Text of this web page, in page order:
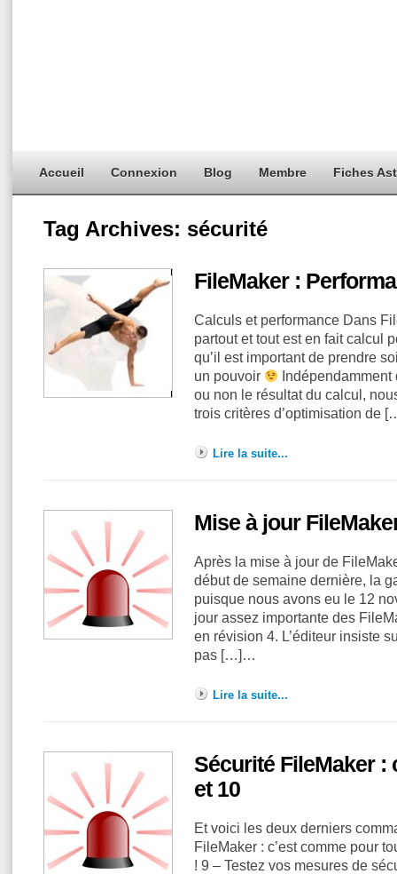
Accueil Connexion Blog Membre Fiches
Tag Archives: sécurité
FileMaker :
Calculs et performance Dans
partout et tout est en fait calcul
qu’il est important de prendre
un pouvoir
ou non le résultat du calcul,
trois critères d’optimisation de
Lire la suite...
Mise à jour
Après la mise à jour de
début de semaine dernière, la
puisque nous avons eu le 12
jour assez importante des
en révision 4. L’éditeur insiste
pas […]…
Lire la suite...
Sécurité FileMaker :
et 10
Et voici les deux derniers
FileMaker : c’est comme pour
! 9 – Testez vos mesures de